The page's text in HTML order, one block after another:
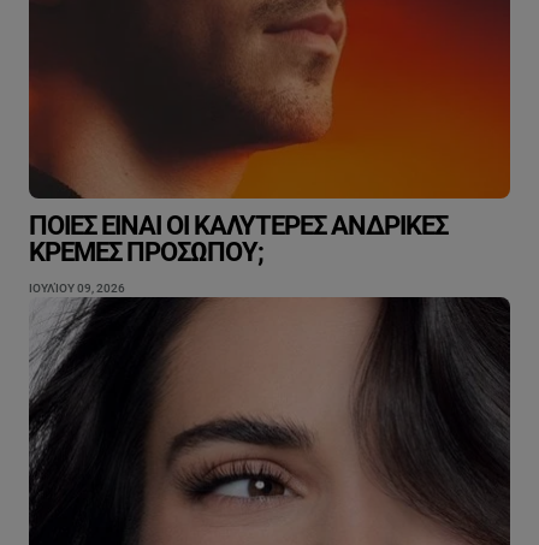
ΠΟΙΕΣ ΕΊΝΑΙ ΟΙ ΚΑΛΎΤΕΡΕΣ ΑΝΔΡΙΚΈΣ
ΚΡΈΜΕΣ ΠΡΟΣΏΠΟΥ;
ΙΟΥΛΊΟΥ 09, 2026